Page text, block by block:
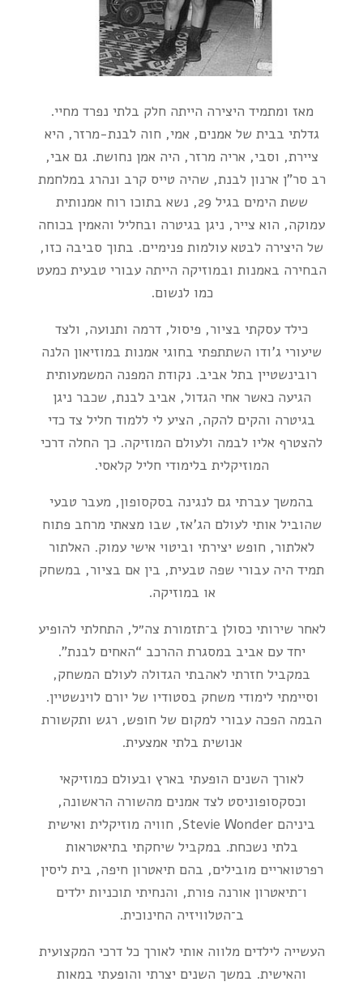
מאז ומתמיד היצירה הייתה חלק בלתי נפרד מחיי.
גדלתי בבית של אמנים, אמי, חוה לבנת-מרזר, היא
ציירת, וסבי,אריה מרזר, היה אמן נחושת. גם אבי,
רב סר"ןארנון לבנת, שהיה טייס קרב ונהרג במלחמת
ששת הימים בגיל 29, נשא בתוכו רוח אמנותית
עמוקה, הוא צייר, ניגן בגיטרה ובחליל והאמין בכוחה
של היצירה לבטא עולמות פנימיים. בתוך סביבה כזו,
הבחירה באמנות ובמוזיקה הייתה עבורי טבעית כמעט
כמו לנשום.
כילד עסקתי בציור, פיסול, דרמה ותנועה, ולצד
שיעורי ג’ודו השתתפתי בחוגי אמנות במוזיאון הלנה
רובינשטיין בתל אביב. נקודת המפנה המשמעותית
הגיעה כאשר אחי הגדול,אביב לבנת, שכבר ניגן
בגיטרה והקים להקה, הציע לי ללמוד חליל צד כדי
להצטרף אליו לבמה ולעולם המוזיקה. כך החלה דרכי
המוזיקלית בלימודי חליל קלאסי.
בהמשך עברתי גם לנגינה בסקסופון, מעבר טבעי
שהוביל אותי לעולם הג’אז, שבו מצאתי מרחב פתוח
לאלתור, חופש יצירתי וביטוי אישי עמוק. האלתור
תמיד היה עבורי שפה טבעית, בין אם בציור, במשחק
או במוזיקה.
לאחר שירותי כסולן ב־תזמורת צה״ל, התחלתי להופיע
יחד עם אביב במסגרת ההרכב “האחים לבנת”.
במקביל חזרתי לאהבתי הגדולה לעולם המשחק,
וסיימתי לימודי משחק בסטודיו של יורם לוינשטיין.
הבמה הפכה עבורי למקום של חופש, רגש ותקשורת
אנושית בלתי אמצעית.
לאורך השנים הופעתי בארץ ובעולם כמוזיקאי
וכסקסופוניסט לצד אמנים מהשורה הראשונה,
ביניהם Stevie Wonder, חוויה מוזיקלית ואישית
בלתי נשכחת. במקביל שיחקתי בתיאטראות
רפרטואריים מובילים, בהם תיאטרון חיפה, בית ליסין
ו־תיאטרון אורנה פורת, והנחיתי תוכניות ילדים
ב־הטלוויזיה החינוכית.
העשייה לילדים מלווה אותי לאורך כל דרכי המקצועית
והאישית. במשך השנים יצרתי והופעתי במאות